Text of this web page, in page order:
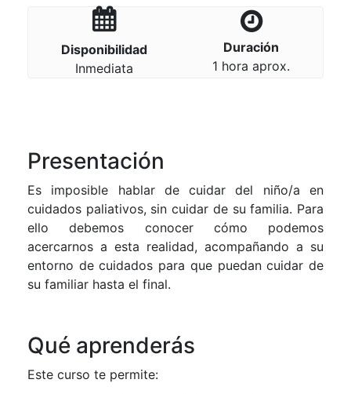
Disponibilidad
Inmediata
Duración
1 hora aprox.
Presentación
Es imposible hablar de cuidar del niño/a en
cuidados paliativos, sin cuidar de su familia. Para
ello debemos conocer cómo podemos
acercarnos a esta realidad, acompañando a su
entorno de cuidados para que puedan cuidar de
su familiar hasta el final.
Qué aprenderás
Este curso te permite: